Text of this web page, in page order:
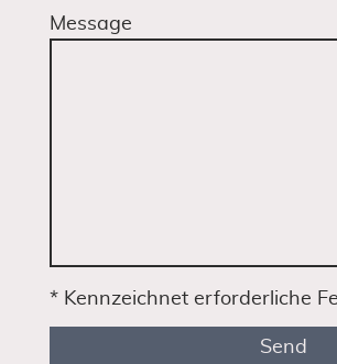
Message
* Kennzeichnet erforderliche
Send